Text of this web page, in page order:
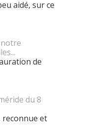
aidé, sur ce
de
du 8
reconnue et